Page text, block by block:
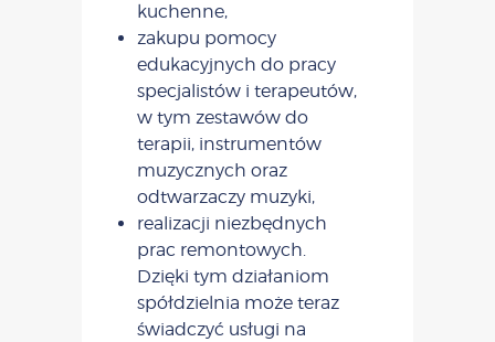
kuchenne,
zakupu pomocy
edukacyjnych do pracy
specjalistów i terapeutów,
w tym zestawów do
terapii, instrumentów
muzycznych oraz
odtwarzaczy muzyki,
realizacji niezbędnych
prac remontowych.
Dzięki tym działaniom
spółdzielnia może teraz
świadczyć usługi na